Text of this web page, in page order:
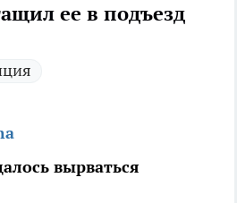
ее в подъезд
вырваться